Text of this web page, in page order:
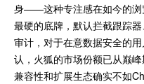
身——这种专注感在如今的浏
最硬的底牌，默认拦截跟踪
审计，对于在意数据安全的
认，火狐的市场份额已从巅
兼容性和扩展生态确实不如